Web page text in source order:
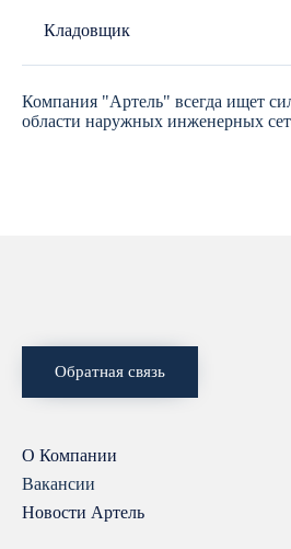
Кладовщик
Компания "Артель" всегда ищет
области наружных инженерных
Обратная связь
О Компании
Вакансии
Новости Артель